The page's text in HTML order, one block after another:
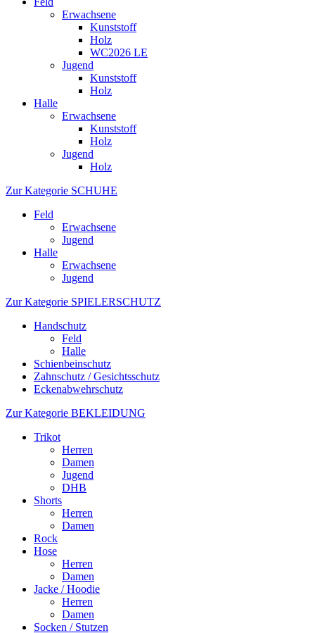
Erwachsene
Kunststoff
Holz
WC2026 LE
Jugend
Kunststoff
Holz
Halle
Erwachsene
Kunststoff
Holz
Jugend
Holz
Zur Kategorie SCHUHE
Feld
Erwachsene
Jugend
Halle
Erwachsene
Jugend
Zur Kategorie SPIELERSCHUTZ
Handschutz
Feld
Halle
Schienbeinschutz
Zahnschutz / Gesichtsschutz
Eckenabwehrschutz
Zur Kategorie BEKLEIDUNG
Trikot
Herren
Damen
Jugend
DHB
Shorts
Herren
Damen
Rock
Hose
Herren
Damen
Jacke / Hoodie
Herren
Damen
Socken / Stutzen